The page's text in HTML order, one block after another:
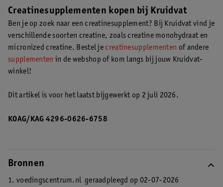
hoogintensieve inspanningen.
Lees meer over wat creatine doet
Creatinesupplementen kopen bij Kruidvat
Ben je op zoek naar een creatinesupplement? Bij Kruidvat vind je
verschillende soorten creatine, zoals creatine monohydraat en
micronized creatine. Bestel je creatinesupplementen of andere
supplementen in de webshop of kom langs bij jouw Kruidvat-
winkel!
Dit artikel is voor het laatst bijgewerkt op 2 juli 2026.
KOAG/KAG 4296-0626-6758
Bronnen
1. voedingscentrum.nl geraadpleegd op 02-07-2026